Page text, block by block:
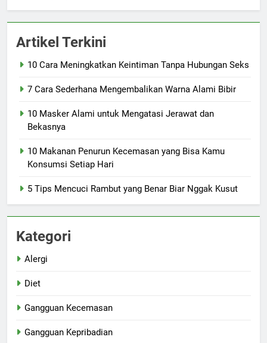
Artikel Terkini
10 Cara Meningkatkan Keintiman Tanpa Hubungan Seks
7 Cara Sederhana Mengembalikan Warna Alami Bibir
10 Masker Alami untuk Mengatasi Jerawat dan
Bekasnya
10 Makanan Penurun Kecemasan yang Bisa Kamu
Konsumsi Setiap Hari
5 Tips Mencuci Rambut yang Benar Biar Nggak Kusut
Kategori
Alergi
Diet
Gangguan Kecemasan
Gangguan Kepribadian